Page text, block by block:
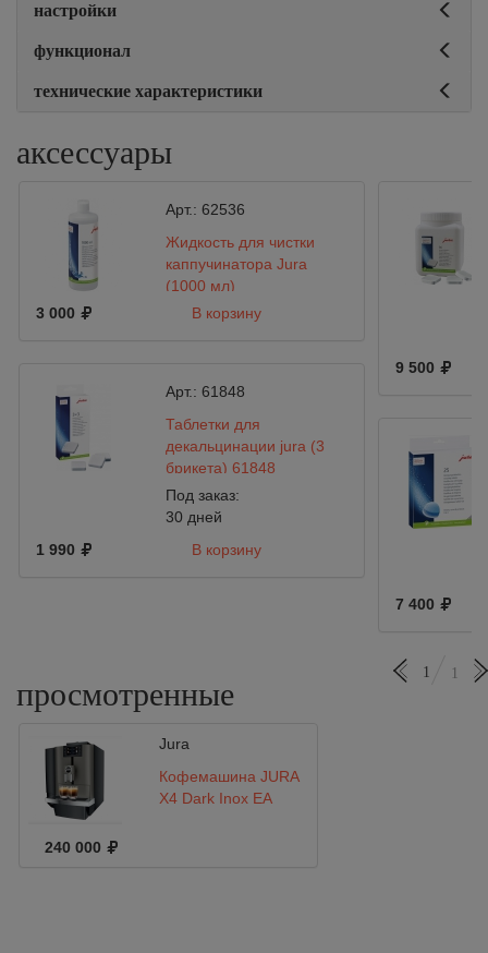
настройки
функционал
технические характеристики
аксессуары
Арт.:62536
Жидкость для чистки
каппучинатора Jura
(1000 мл)
3 000
В корзину
Арт.:61848
Таблетки для
декальцинации jura (3
брикета) 61848
Под заказ:
30 дней
1 990
В корзину
9 500
7 400
просмотренные
1 1
Jura
Кофемашина JURA
X4 Dark Inox EA
240 000